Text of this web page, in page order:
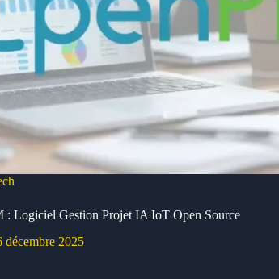
: Logiciel Gestion Projet IA IoT Open Source
décembre 2025